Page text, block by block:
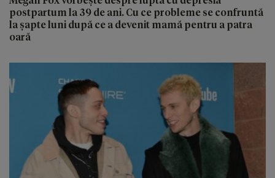
postpartum la 39 de ani. Cu ce probleme se confruntă
la șapte luni după ce a devenit mamă pentru a patra
oară